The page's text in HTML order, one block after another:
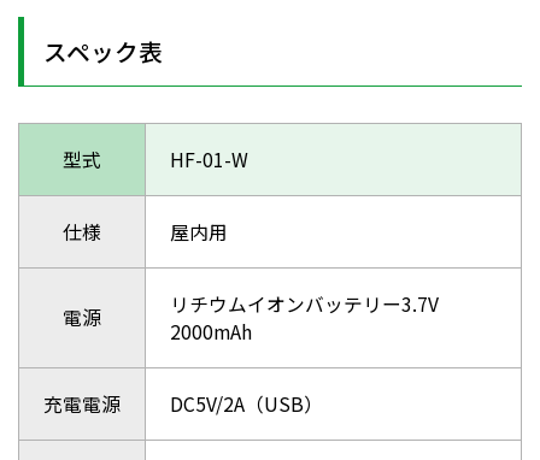
スペック表
型式 HF-01-W
仕様 屋内用
電源
リチウムイオンバッテリー3.7V
2000mAh
充電電源 DC5V/2A（USB）